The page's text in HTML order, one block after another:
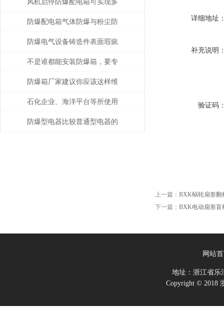
详细地址
补充说明
验证码
上一篇： BXK蜗轮扇形翻
下一篇： BXK电动扇形盲
风机启停防爆配电箱可实现多
种功能
防爆配电箱气体防爆与粉尘防
爆的差别
防爆电气设备铸造件表面瑕疵
修复
不是谁都能安装防爆箱，要专
业人士才行
防爆箱厂家建议你应该这样维
护防爆类产品！
石化企业、海洋平台等所使用
的防爆电气设备注意事项
防爆型电器比较普通型电器的
网站
地址：浙江省
Copyright © 2018